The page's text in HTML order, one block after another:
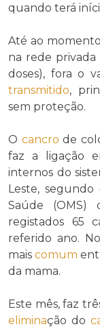
quando terá
Até ao
na rede
doses), fora o
transmitido,
sem proteção.
O cancro de
faz a ligação
internos do
Leste,
Saúde
registados 65
referido ano.
mais comum
da mama.
Este mês, faz
eliminação do